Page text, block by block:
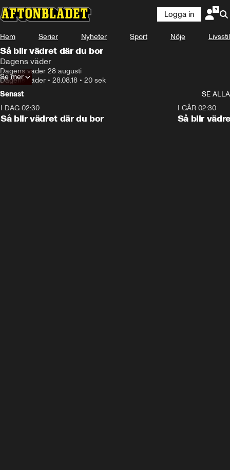
Logga in
Hem Serier Nyheter Sport Nöje Livsstil
Så blir vädret där du bor
Dagens väder
Dagens väder 28 augusti
Dagens väder • 28.08.18 • 20 sek
Se mer
Senast
SE ALLA
I DAG 02:30
Så blir vädret där du bor
I GÅR 02:30
Så blir